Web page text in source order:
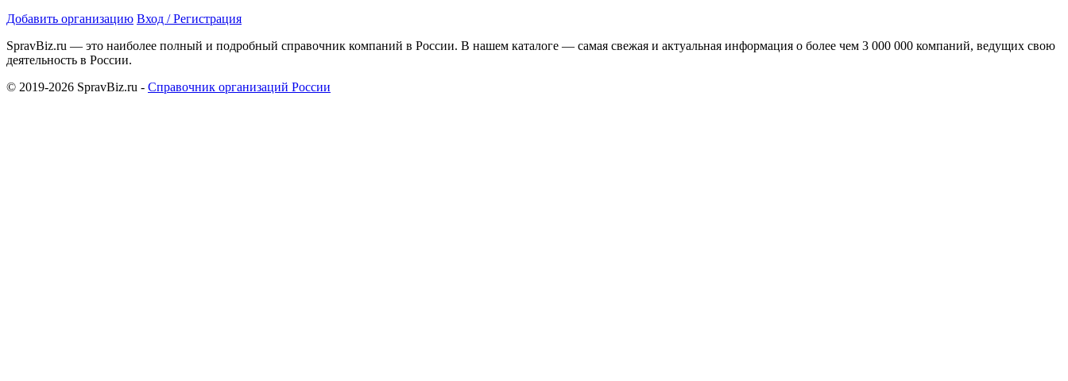
Добавить организацию Вход / Регистрация
SpravBiz.ru — это наиболее полный и подробный справочник компаний в России. В нашем каталоге — самая свежая и актуальная информация о более чем 3 000 000 компаний, ведущих свою
деятельность в России.
© 2019-2026 SpravBiz.ru - Справочник организаций России